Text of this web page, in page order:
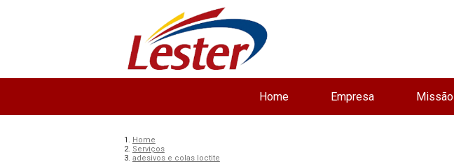
Home Empresa Missão
Home
Serviços
adesivos e colas loctite